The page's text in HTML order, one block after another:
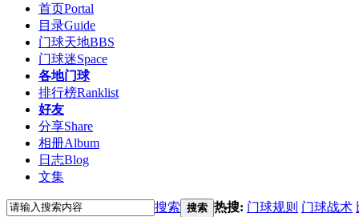
首页Portal
目录Guide
门球天地BBS
门球迷Space
各地门球
排行榜Ranklist
好友
分享Share
相册Album
日志Blog
文集
搜索 搜索 热搜: 门球规则 门球战术